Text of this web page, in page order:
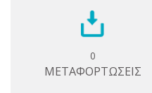
0
ΜΕΤΑΦΟΡΤΩΣΕΙΣ